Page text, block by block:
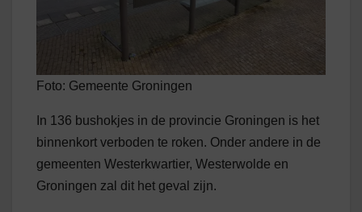
Foto: Gemeente Groningen
In 136 bushokjes in de provincie Groningen is het
binnenkort verboden te roken. Onder andere in de
gemeenten Westerkwartier, Westerwolde en
Groningen zal dit het geval zijn.